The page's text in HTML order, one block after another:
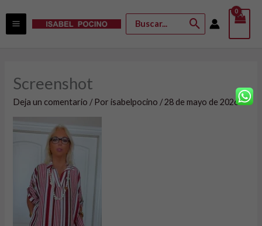
Buscar
por:
Screenshot
Deja un comentario / Porisabelpocino /28 de mayo de 2026